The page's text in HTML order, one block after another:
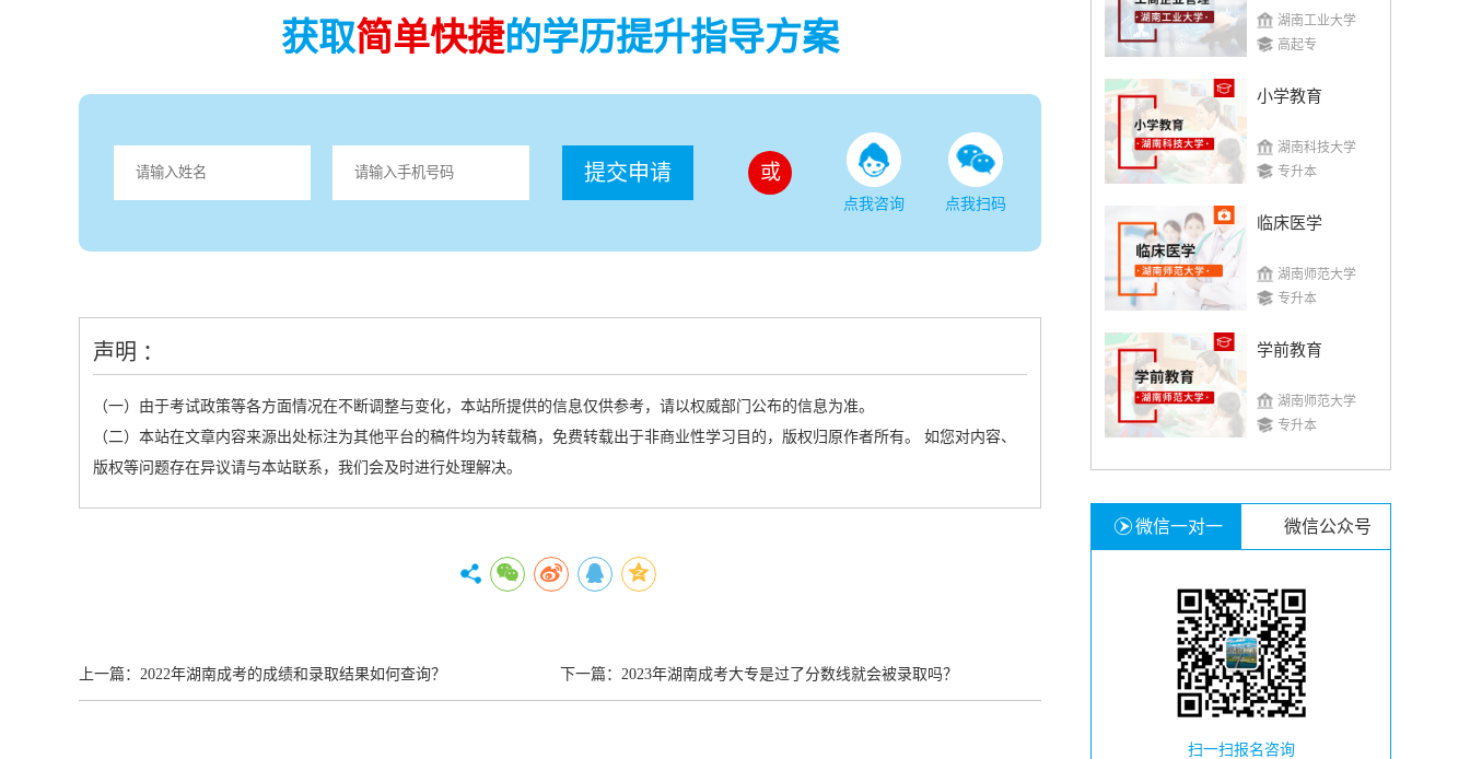
获取简单快捷的学历提升指导方案
提交申请 或
点我咨询 点我扫码
声明 ：
（一）由于考试政策等各方面情况在不断调整与变化，本站所提供的信息仅供参考，请以权威部门公布的信息为准。
（二）本站在文章内容来源出处标注为其他平台的稿件均为转载稿，免费转载出于非商业性学习目的，版权归原作者所有。 如您对内容、
版权等问题存在异议请与本站联系，我们会及时进行处理解决。
上一篇： 2022年湖南成考的成绩和录取结果如何查询？ 下一篇： 2023年湖南成考大专是过了分数线就会被录取吗？
湖南工业大学
高起专
小学教育
湖南科技大学
专升本
临床医学
湖南师范大学
专升本
学前教育
湖南师范大学
专升本
微信一对一 微信公众号
扫一扫报名咨询